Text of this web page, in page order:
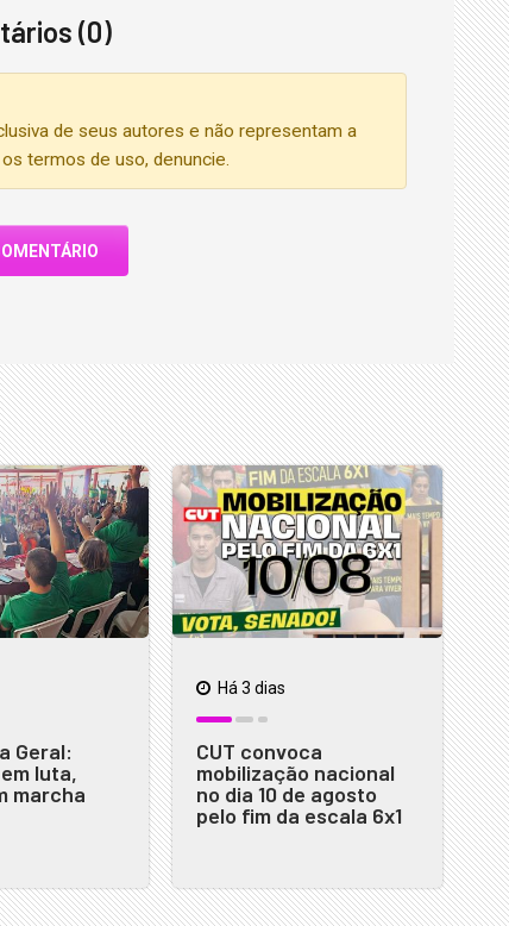
(0)
de seus autores e não representam a
termos de uso, denuncie.
Geral:
luta,
marcha
Há 3 dias
CUT convoca
mobilização nacional
no dia 10 de agosto
pelo fim da escala 6x1